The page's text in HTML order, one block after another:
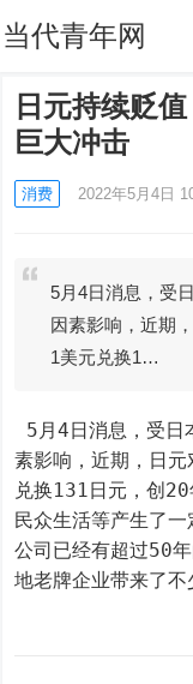
当代青年网
日元持续贬
巨大冲击
消费 2022年5月4日
5月4日消息，受
因素影响，近期
1美元兑换1…
素影响，近期，日
兑换131日元，创20
民众生活等产生了
公司已经有超过50
地老牌企业带来了